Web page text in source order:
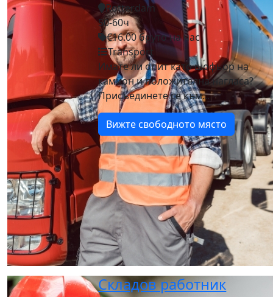
Rotterdam
50-60ч
€16.00 бруто на час
Transport
Имате ли опит като шофьор на
камион и положителна нагласа?
Присъединете се към...
Вижте свободното място
Складов работник